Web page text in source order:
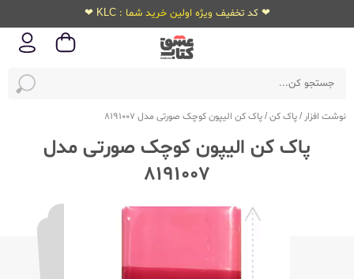
❤ کد تخفیف ویژه اولین خرید شما : KLC ❤
نوشت افزار /پاک کن/پاک کن الیپون کوچک صورتی مدل 8191007
پاک کن الیپون کوچک صورتی مدل
8191007